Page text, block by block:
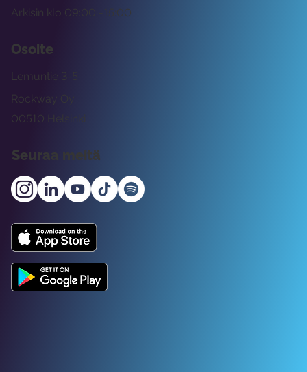
Arkisin klo 09:00 -15:00
Osoite
Rockway Oy
Lemuntie 3-5
00510 Helsinki
Seuraa meitä